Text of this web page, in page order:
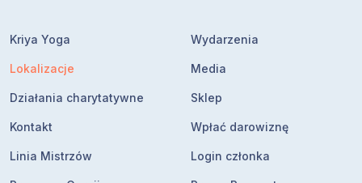
Kriya Yoga
Lokalizacje
Działania charytatywne
Kontakt
Linia Mistrzów
Wydarzenia
Media
Sklep
Wpłać darowiznę
Login członka